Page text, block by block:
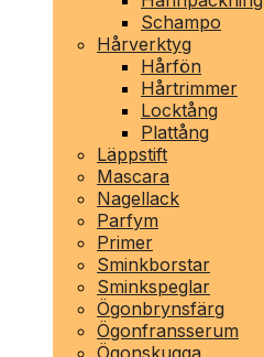
Schampo
Hårverktyg
Hårfön
Hårtrimmer
Locktång
Plattång
Läppstift
Mascara
Nagellack
Parfym
Primer
Sminkborstar
Sminkspeglar
Ögonbrynsfärg
Ögonfransserum
Ögonskugga